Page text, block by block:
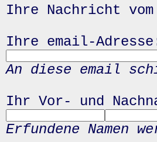
Ihre Nachricht
Ihre email-
An diese email
Ihr Vor- und
Erfundene Namen